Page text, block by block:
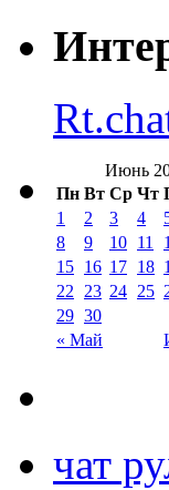
Июнь
Пн Вт Ср Чт
« Май
1 2 3 4
8
9 10 11
15 16 17 18
22
23 24 25
29 30
чат